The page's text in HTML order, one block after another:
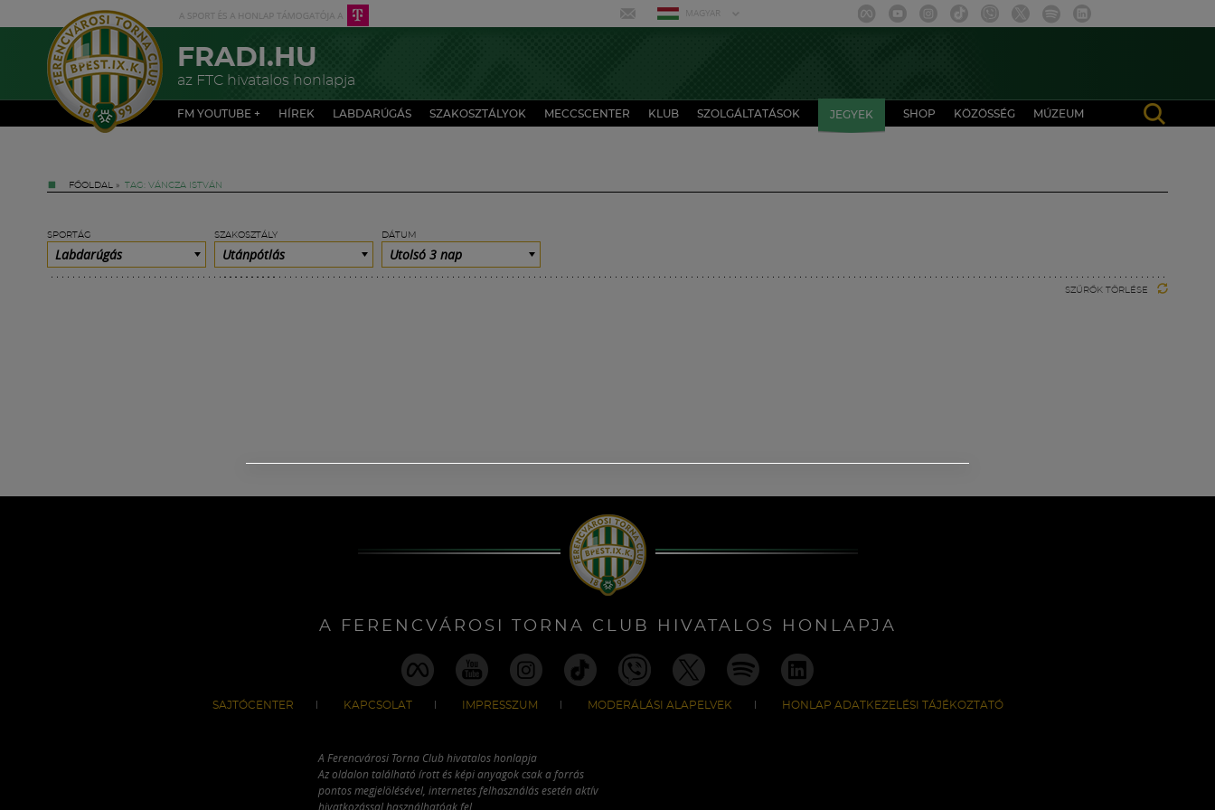
MAGYAR
FRADI.HU
az FTC hivatalos honlapja
FM YOUTUBE + HÍREK LABDARÚGÁS SZAKOSZTÁLYOK MECCSCENTER KLUB SZOLGÁLTATÁSOK JEGYEK SHOP KÖZÖSSÉG MÚZEUM
FŐOLDAL » TAG: VÁNCZA ISTVÁN
SPORTÁG
Labdarúgás
SZAKOSZTÁLY
Utánpótlás
DÁTUM
Utolsó 3 nap
SZŰRŐK TÖRLÉSE
A FERENCVÁROSI TORNA CLUB HIVATALOS HONLAPJA
SAJTÓCENTER KAPCSOLAT IMPRESSZUM MODERÁLÁSI ALAPELVEK HONLAP ADATKEZELÉSI TÁJÉKOZTATÓ
A Ferencvárosi Torna Club hivatalos honlapja
Az oldalon található írott és képi anyagok csak a forrás
pontos megjelölésével, internetes felhasználás esetén aktív
hivatkozással használhatóak fel.